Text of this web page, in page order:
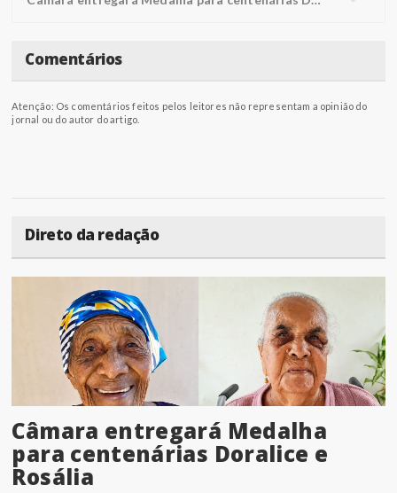
Comentários
Atenção: Os comentários feitos pelos leitores não representam a opinião do
jornal ou do autor do artigo.
Direto da redação
Câmara entregará Medalha
para centenárias Doralice e
Rosália